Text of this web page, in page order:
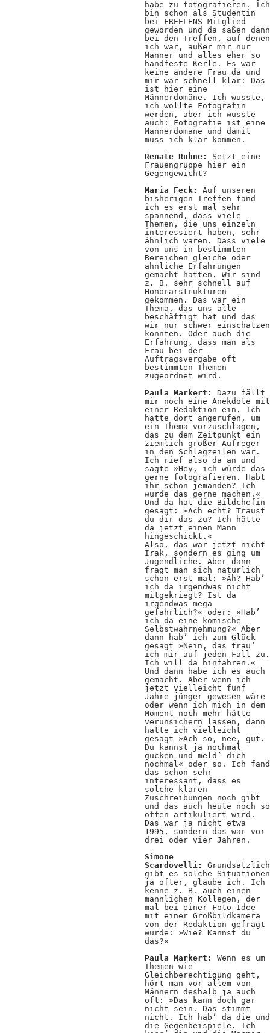
habe zu fotografieren. Ich
bin schon als Studentin
bei FREELENS Mitglied
geworden und da saßen dann
bei den Treffen, auf denen
ich war, außer mir nur
Männer und alles eher so
handfeste Kerle. Es war
keine andere Frau da und
mir war schnell klar: Das
ist hier eine
Männerdomäne. Ich wusste,
ich wollte Fotografin
werden, aber ich wusste
auch: Fotografie ist eine
Männerdomäne und damit
muss ich klar kommen.
Renate Ruhne:
Setzt eine
Frauengruppe hier ein
Gegengewicht?
Maria Feck:
Auf unseren
bisherigen Treffen fand
ich es erst mal sehr
spannend, dass viele
Themen, die uns einzeln
interessiert haben, sehr
ähnlich waren. Dass viele
von uns in bestimmten
Bereichen gleiche oder
ähnliche Erfahrungen
gemacht hatten. Wir sind
z. B. sehr schnell auf
Honorarstrukturen
gekommen. Das war ein
Thema, das uns alle
beschäftigt hat und das
wir nur schwer einschätzen
konnten. Oder auch die
Erfahrung, dass man als
Frau bei der
Auftragsvergabe oft
bestimmten Themen
zugeordnet wird.
Paula Markert:
Dazu fällt
mir noch eine Anekdote mit
einer Redaktion ein. Ich
hatte dort angerufen, um
ein Thema vorzuschlagen,
das zu dem Zeitpunkt ein
ziemlich großer Aufreger
in den Schlagzeilen war.
Ich rief also da an und
sagte »Hey, ich würde das
gerne fotografieren. Habt
ihr schon jemanden? Ich
würde das gerne machen.«
Und da hat die Bildchefin
gesagt: »Ach echt? Traust
du dir das zu? Ich hätte
da jetzt einen Mann
hingeschickt.«
Also, das war jetzt nicht
Irak, sondern es ging um
Jugendliche. Aber dann
fragt man sich natürlich
schon erst mal: »Äh? Hab’
ich da irgendwas nicht
mitgekriegt? Ist da
irgendwas mega
gefährlich?« oder: »Hab’
ich da eine komische
Selbstwahrnehmung?« Aber
dann hab’ ich zum Glück
gesagt »Nein, das trau’
ich mir auf jeden Fall zu.
Ich will da hinfahren.«
Und dann habe ich es auch
gemacht. Aber wenn ich
jetzt vielleicht fünf
Jahre jünger gewesen wäre
oder wenn ich mich in dem
Moment noch mehr hätte
verunsichern lassen, dann
hätte ich vielleicht
gesagt »Ach so, nee, gut.
Du kannst ja nochmal
gucken und meld’ dich
nochmal« oder so. Ich fand
das schon sehr
interessant, dass es
solche klaren
Zuschreibungen noch gibt
und das auch heute noch so
offen artikuliert wird.
Das war ja nicht etwa
1995, sondern das war vor
drei oder vier Jahren.
Simone
Scardovelli:
Grundsätzlich
gibt es solche Situationen
ja öfter, glaube ich. Ich
kenne z. B. auch einen
männlichen Kollegen, der
mal bei einer Foto-Idee
mit einer Großbildkamera
von der Redaktion gefragt
wurde: »Wie? Kannst du
das?«
Paula Markert:
Wenn es um
Themen wie
Gleichberechtigung geht,
hört man vor allem von
Männern deshalb ja auch
oft: »Das kann doch gar
nicht sein. Das stimmt
nicht. Ich hab’ da die und
die Gegenbeispiele. Ich